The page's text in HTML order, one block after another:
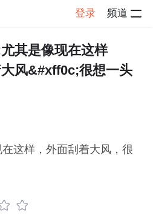
登录 频道
慨 帖子详情
其是像现在这样
风&#xff0c;很想一头
这样，外面刮着大风，很